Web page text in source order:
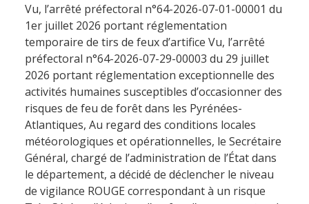
Vu, l’arrêté préfectoral n°64-2026-07-01-00001 du
1er juillet 2026 portant réglementation
temporaire de tirs de feux d’artifice Vu, l’arrêté
préfectoral n°64-2026-07-29-00003 du 29 juillet
2026 portant réglementation exceptionnelle des
activités humaines susceptibles d’occasionner des
risques de feu de forêt dans les Pyrénées-
Atlantiques, Au regard des conditions locales
météorologiques et opérationnelles, le Secrétaire
Général, chargé de l’administration de l’État dans
le département, a décidé de déclencher le niveau
de vigilance ROUGE correspondant à un risque